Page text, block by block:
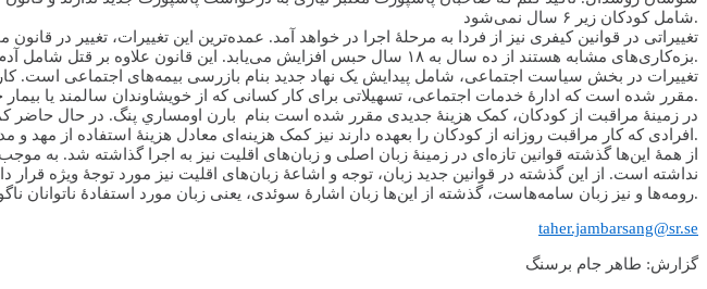
شامل کودکان زیر ۶ سال نمی‌شود.
تغییراتی در قوانین کیفری نیز از فردا به مرحلۀ اجرا در خواهد آمد. عمده‌ترین این تغییرات، تغییر
بزه‌کاری‌های مشابه هستند از ده سال به ۱۸ سال حبس افزایش می‌یابد. این قانون علاوه بر قتل شامل آدم‌ربائی، آتش‌سوزی بزرگ و نیز جاسوسی می‌شود.
تغییرات در بخش سیاست اجتماعی، شامل پیدایش یک نهاد جدید بنام بازرسی بیمه‌های اجتماعی است.
مقرر شده است که ادارۀ خدمات اجتماعی، تسهیلاتی برای کار کسانی که از خویشاوندان سالمند یا بیمار خود در منزل مراقبت می‌کنند بوجود آورد.
در زمینۀ مراقبت از کودکان، کمک هزینۀ جدیدی مقرر شده است بنام بارن اومساري پنگ. در حال
افرادی که کار مراقبت روزانه از کودکان را بعهده دارند نیز کمک هزینه‌ای معادل هزینۀ استفاده از مهد و مدارس آمادگی کمونی دریافت خواهند کرد.
از همۀ این‌ها گذشته قوانین تازه‌ای در زمینۀ زبان اصلی و زبان‌های اقلیت نیز به اجرا گذاشته شد.
نداشته است. از این گذشته در قوانین جدید زبان، توجه و اشاعۀ زبان‌های اقلیت نیز مورد توجۀ ویژه
رومه‌ها و نیز زبان سامه‌هاست، گذشته از این‌ها زبان اشارۀ سوئدی، یعنی زبان مورد استفادۀ ناتوانان ناگویا و ناشنوا نیز در چارچوب قوانین تازه مورد توجه خاص است.
taher.jambarsang@sr.se
گزارش: طاهر جام برسنگ